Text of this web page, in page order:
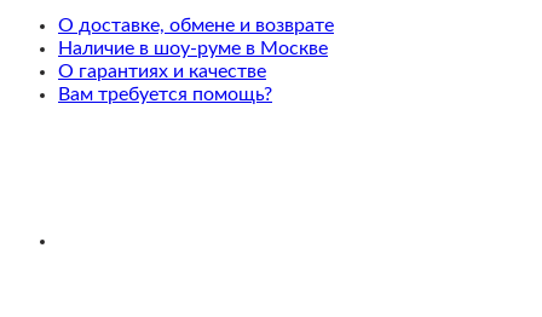
в
1
с
люлькой
О доставке, обмене и возврате
Наличие в шоу-руме в Москве
О гарантиях и качестве
Вам требуется помощь?